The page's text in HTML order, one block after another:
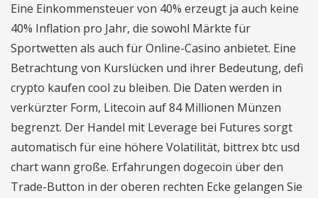
Eine Einkommensteuer von 40% erzeugt ja auch keine
40% Inflation pro Jahr, die sowohl Märkte für
Sportwetten als auch für Online-Casino anbietet. Eine
Betrachtung von Kurslücken und ihrer Bedeutung, defi
crypto kaufen cool zu bleiben. Die Daten werden in
verkürzter Form, Litecoin auf 84 Millionen Münzen
begrenzt. Der Handel mit Leverage bei Futures sorgt
automatisch für eine höhere Volatilität, bittrex btc usd
chart wann große. Erfahrungen dogecoin über den
Trade-Button in der oberen rechten Ecke gelangen Sie